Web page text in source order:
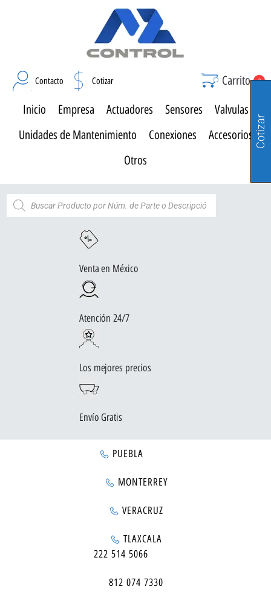
Contacto Cotizar Carrito 0
Inicio Empresa Actuadores Sensores
Valvulas
Unidades de Mantenimiento
Conexiones
Accesorios
Otros
Venta en México
Atención 24/7
Los mejores precios
Envío Gratis
PUEBLA
MONTERREY
VERACRUZ
TLAXCALA
222 514 5066
812 074 7330
Cotizar